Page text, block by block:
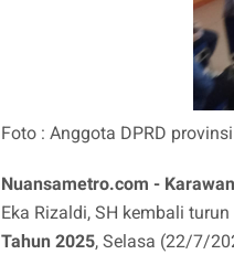
Foto : Anggota DPRD
Nuansametro.com -
Eka Rizaldi, SH kembali
Tahun 2025, Selasa (22/7/